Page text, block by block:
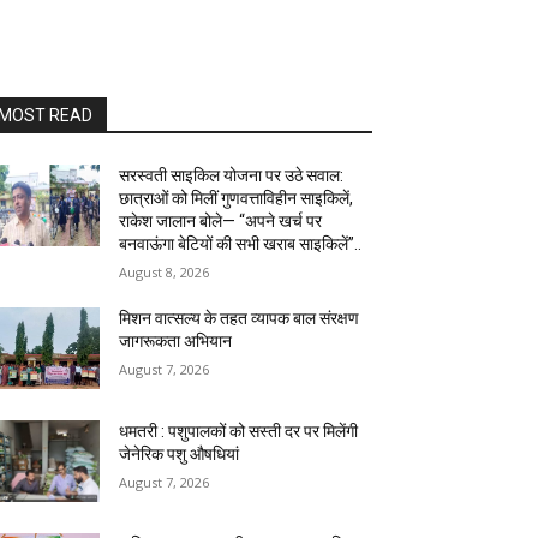
READ
सरस्वती साइकिल योजना पर उठे सवाल:
छात्राओं को मिलीं गुणवत्ताविहीन साइकिलें,
राकेश जालान बोले— “अपने खर्च पर
बनवाऊंगा बेटियों की सभी खराब साइकिलें”..
August 8, 2026
मिशन वात्सल्य के तहत व्यापक बाल संरक्षण
जागरूकता अभियान
August 7, 2026
धमतरी : पशुपालकों को सस्ती दर पर मिलेंगी
जेनेरिक पशु औषधियां
August 7, 2026